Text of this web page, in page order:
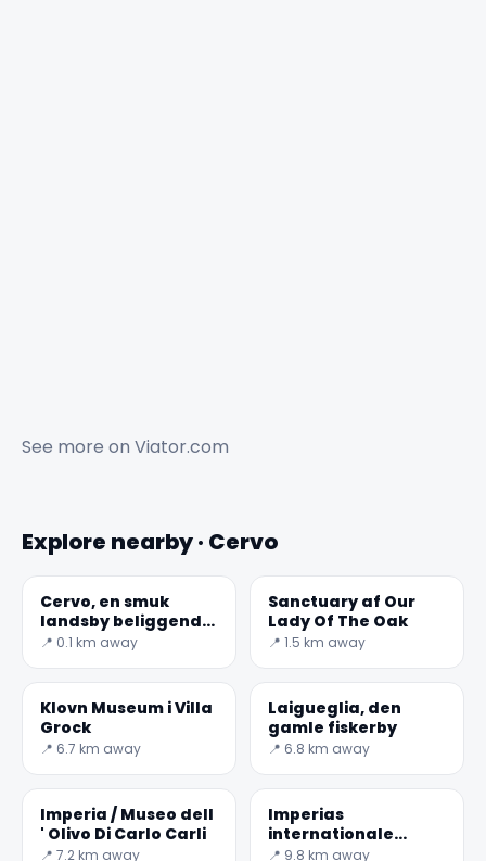
See more on Viator.com
Explore nearby · Cervo
Cervo, en smuk
landsby beliggende
på havet
📍 0.1 km away
Sanctuary af Our
Lady Of The Oak
📍 1.5 km away
Klovn Museum i Villa
Grock
📍 6.7 km away
Laigueglia, den
gamle fiskerby
📍 6.8 km away
Imperia / Museo dell
' Olivo Di Carlo Carli
📍 7.2 km away
Imperias
internationale
flådemuseum
📍 9.8 km away